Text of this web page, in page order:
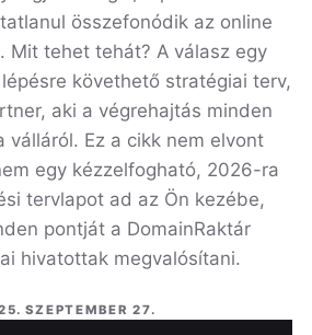
összefonódik az online
Mit tehet tehát? A válasz egy
követhető stratégiai terv,
aki a végrehajtás minden
válláról. Ez a cikk nem elvont
egy kézzelfogható, 2026-ra
tervlapot ad az Ön kezébe,
pontját a DomainRaktár
hivatottak megvalósítani.
SZEPTEMBER 27.